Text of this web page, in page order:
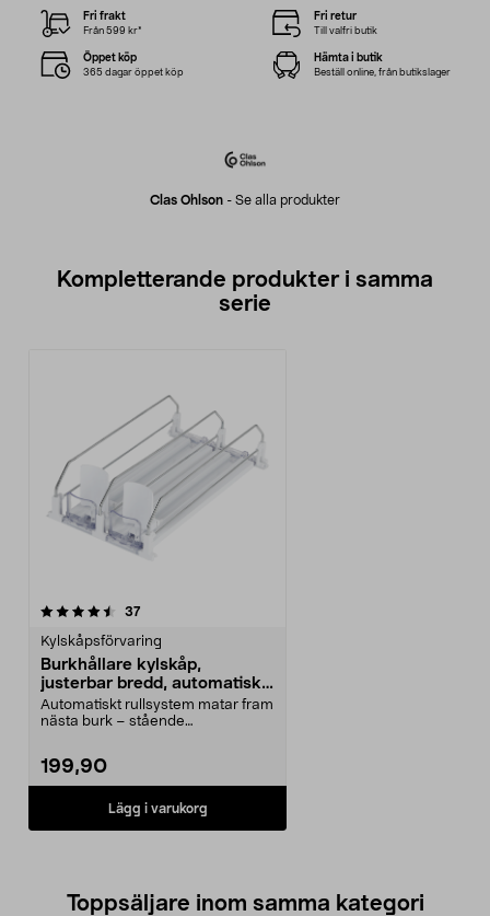
Clas Ohlson - Se alla produkter
Fri frakt
Från 599 kr*
Fri retur
Till valfri butik
Öppet köp
365 dagar öppet köp
Hämta i butik
Beställ online, från butikslager
Kompletterande produkter i samma
serie
37recensioner
Kylskåpsförvaring
Burkhållare kylskåp,
justerbar bredd, automatisk
matning
Automatiskt rullsystem matar fram
nästa burk – stående
199,90
Lägg i varukorg
Toppsäljare inom samma kategori